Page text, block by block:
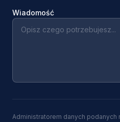
Wiadomość
Administratorem danych podanych